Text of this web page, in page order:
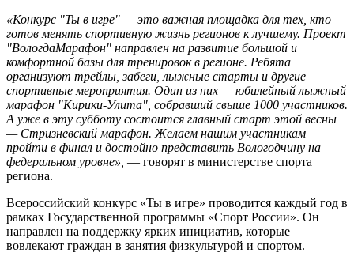
«Конкурс "Ты в игре" — это важная площадка для тех, кто
готов менять спортивную жизнь регионов к лучшему. Проект
"ВологдаМарафон" направлен на развитие большой и
комфортной базы для тренировок в регионе. Ребята
организуют трейлы, забеги, лыжные старты и другие
спортивные мероприятия. Один из них — юбилейный лыжный
марафон "Кирики-Улита", собравший свыше 1000 участников.
А уже в эту субботу состоится главный старт этой весны
— Стризневский марафон. Желаем нашим участникам
пройти в финал и достойно представить Вологодчину на
федеральном уровне», — говорят в министерстве спорта
региона.
Всероссийский конкурс «Ты в игре» проводится каждый год в
рамках Государственной программы «Спорт России». Он
направлен на поддержку ярких инициатив, которые
вовлекают граждан в занятия физкультурой и спортом.